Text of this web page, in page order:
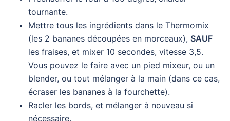
tournante.
Mettre tous les ingrédients dans le Thermomix
(les 2 bananes découpées en morceaux), SAUF
les fraises, et mixer 10 secondes, vitesse 3,5.
Vous pouvez le faire avec un pied mixeur, ou un
blender, ou tout mélanger à la main (dans ce cas,
écraser les bananes à la fourchette).
Racler les bords, et mélanger à nouveau si
nécessaire.